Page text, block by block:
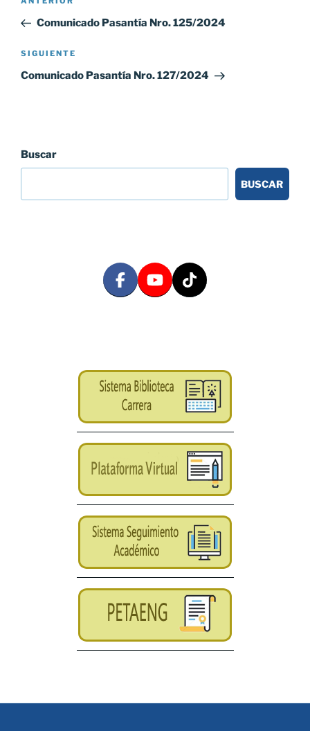
entradas
anterior:
Comunicado Pasantía Nro. 125/2024
Siguiente
entrada
SIGUIENTE
Comunicado Pasantía Nro. 127/2024
Buscar
BUSCAR